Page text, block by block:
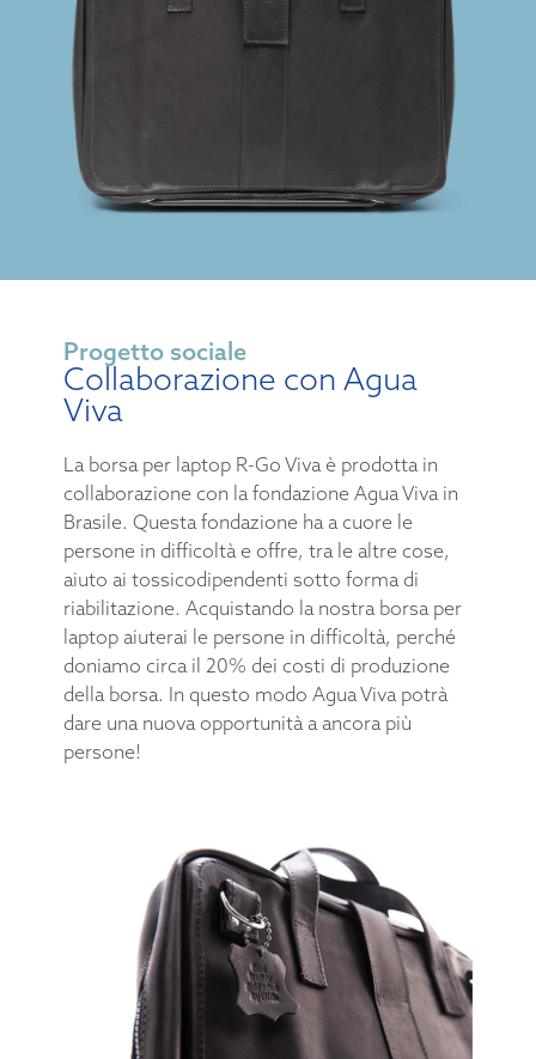
Progetto sociale
Collaborazione con Agua
Viva
La borsa per laptop R-Go Viva è prodotta in
collaborazione con la fondazione Agua Viva in
Brasile. Questa fondazione ha a cuore le
persone in difficoltà e offre, tra le altre cose,
aiuto ai tossicodipendenti sotto forma di
riabilitazione. Acquistando la nostra borsa per
laptop aiuterai le persone in difficoltà, perché
doniamo circa il 20% dei costi di produzione
della borsa. In questo modo Agua Viva potrà
dare una nuova opportunità a ancora più
persone!